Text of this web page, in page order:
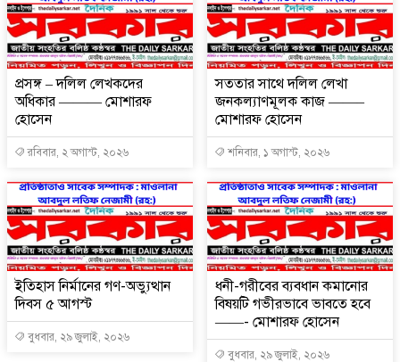
প্রসঙ্গ – দলিল লেখকদের
অধিকার ——— মোশারফ
হোসেন
রবিবার, ২ অগাস্ট, ২০২৬
সততার সাথে দলিল লেখা
জনকল্যাণমূলক কাজ ——–
মোশারফ হোসেন
শনিবার, ১ অগাস্ট, ২০২৬
ইতিহাস নির্মানের গণ-অভ্যুত্থান
দিবস ৫ আগস্ট
বুধবার, ২৯ জুলাই, ২০২৬
ধনী-গরীবের ব্যবধান কমানোর
বিষয়টি গভীরভাবে ভাবতে হবে
——- মোশারফ হোসেন
বুধবার, ২৯ জুলাই, ২০২৬